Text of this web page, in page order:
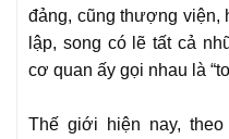
đảng, cũng thượng viện,
lập, song có lẽ tất cả
cơ quan ấy gọi nhau là
Thế giới hiện nay,